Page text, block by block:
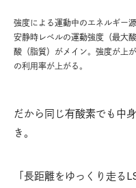
強度による運動中のエネルギー
安静時レベルの運動強度（最大
酸（脂質）がメイン。強度が上
の利用率が上がる。
だから同じ有酸素でも中
き。
「長距離をゆっくり走る